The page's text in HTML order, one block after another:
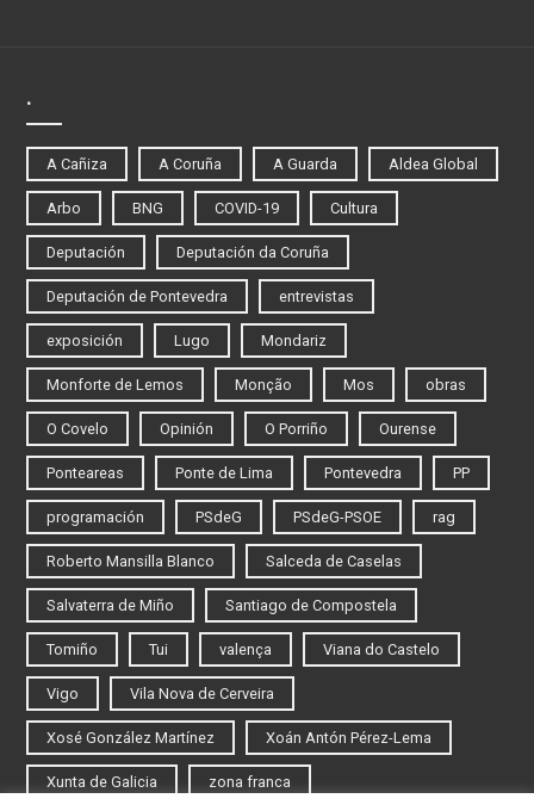
.
A Cañiza A Coruña A Guarda Aldea Global
Arbo BNG COVID-19 Cultura
Deputación Deputación da Coruña
Deputación de Pontevedra entrevistas
exposición Lugo Mondariz
Monforte de Lemos Monção Mos obras
O Covelo Opinión O Porriño Ourense
Ponteareas Ponte de Lima Pontevedra PP
programación PSdeG PSdeG-PSOE rag
Roberto Mansilla Blanco Salceda de Caselas
Salvaterra de Miño Santiago de Compostela
Tomiño Tui valença Viana do Castelo
Vigo Vila Nova de Cerveira
Xosé González Martínez Xoán Antón Pérez-Lema
Xunta de Galicia zona franca